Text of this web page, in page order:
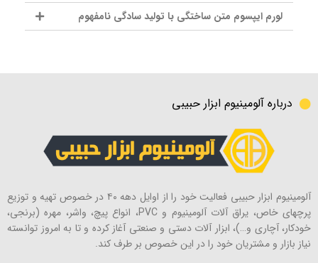
لورم ایپسوم متن ساختگی با تولید سادگی نامفهوم
درباره آلومینیوم ابزار حبیبی
آلومینیوم ابزار حبیبی فعالیت خود را از اوایل دهه ۴۰ در خصوص تهیه و توزیع
پرچهای خاص، یراق آلات آلومینیوم و PVC، انواع پیچ، واشر، مهره (برنجی،
خودکار، آچاری و…)، ابزار آلات دستی و صنعتی آغاز کرده و تا به امروز توانسته
نیاز بازار و مشتریان خود را در این خصوص بر طرف کند.